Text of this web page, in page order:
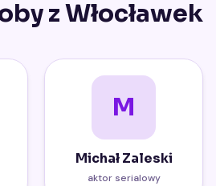
z Włocławek
M
Michał Zaleski
aktor serialowy